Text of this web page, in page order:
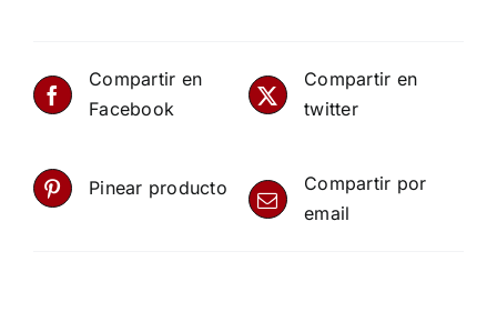
Compartir en
Facebook
Compartir en
twitter
Pinear producto
Compartir por
email